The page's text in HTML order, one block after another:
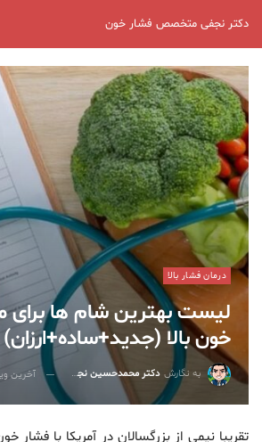
دکتر نجفی متخصص فشار خون
درمان فشار بالا
لیست بهترین شام ها برای
خون بالا (جدید+ساده+ارزان)
به نگارش دکتر محمدحسین نجفی آخرین
تقریبا نیمی از بزرگسالان در آمریکا با فشار